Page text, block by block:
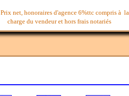
Prix net, honoraires d'agence 6%ttc compris à la
charge du vendeur et hors frais notariés